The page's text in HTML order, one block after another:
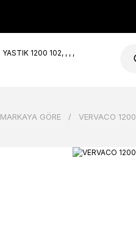
MARKAYA GÖRE VERVACO 1200